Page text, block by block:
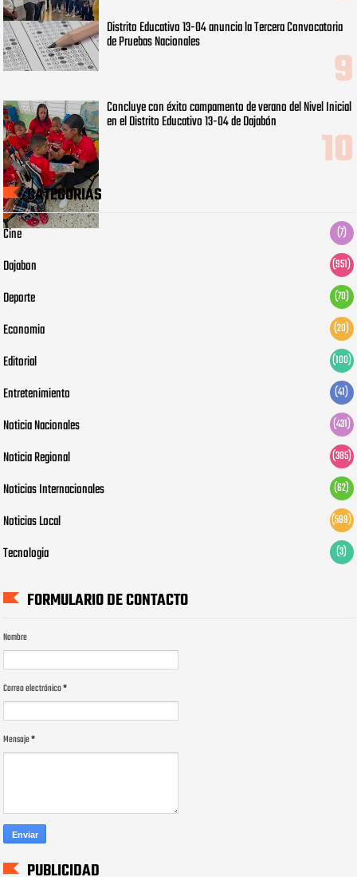
Distrito Educativo 13-04 anuncia la Tercera Convocatoria
de Pruebas Nacionales
Concluye con éxito campamento de verano del Nivel Inicial
en el Distrito Educativo 13-04 de Dajabón
CATEGORIAS
Cine (7)
Dajabon (951)
Deporte (70)
Economia (20)
Editorial (100)
Entretenimiento (41)
Noticia Nacionales (431)
Noticia Regional (385)
Noticias Internacionales (62)
Noticias Local (599)
Tecnologia (3)
FORMULARIO DE CONTACTO
Nombre
Correo electrónico*
Mensaje*
PUBLICIDAD